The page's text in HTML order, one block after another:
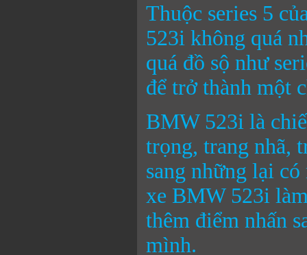
Thuộc series 5
523i không quá
quá đồ sộ như
để trở thành một
BMW 523i là
trọng, trang nhã,
sang những lại
xe BMW 523i
thêm điểm nhấn
mình.